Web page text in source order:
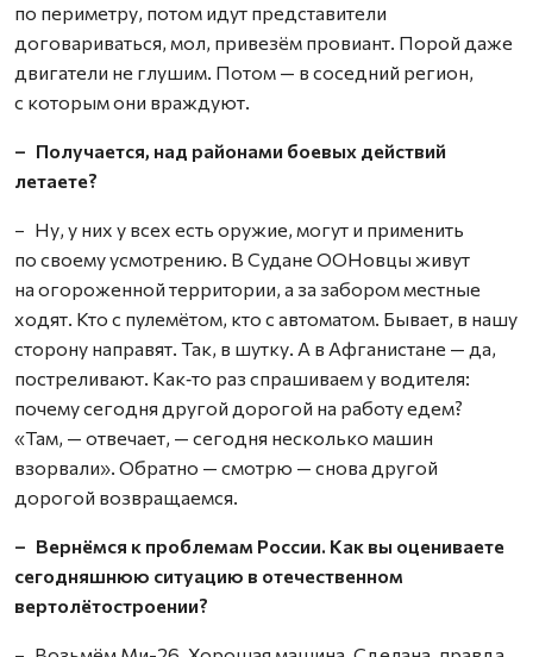
по периметру, потом идут представители
договариваться, мол, привезём провиант. Порой даже
двигатели не глушим. Потом — в соседний регион,
с которым они враждуют.
– Получается, над районами боевых действий
летаете?
– Ну, у них у всех есть оружие, могут и применить
по своему усмотрению. В Судане ООНовцы живут
на огороженной территории, а за забором местные
ходят. Кто с пулемётом, кто с автоматом. Бывает, в нашу
сторону направят. Так, в шутку. А в Афганистане — да,
постреливают. Как‑то раз спрашиваем у водителя:
почему сегодня другой дорогой на работу едем?
«Там, — отвечает, — сегодня несколько машин
взорвали». Обратно — смотрю — снова другой
дорогой возвращаемся.
– Вернёмся к проблемам России. Как вы оцениваете
сегодняшнюю ситуацию в отечественном
вертолётостроении?